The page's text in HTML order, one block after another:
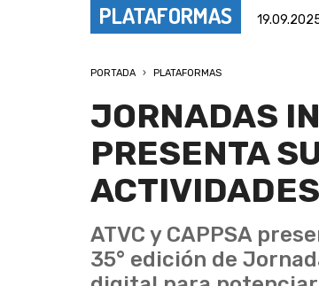
PLATAFORMAS
PORTADA PLATAFORMAS
JORNADAS
PRESENTA
ACTIVIDADES
ATVC y CAPPSA
35° edición de